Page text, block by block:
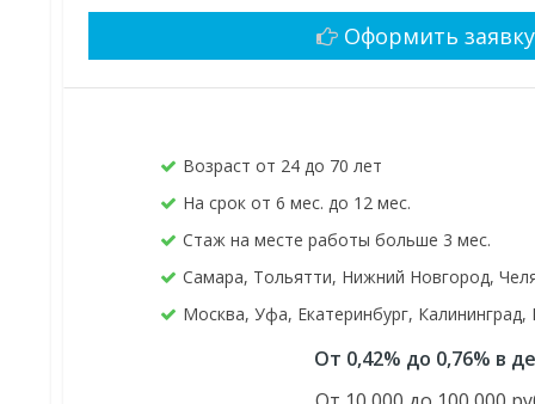
Оформить заявку
Возраст от 24 до 70 лет
На срок от 6 мес. до 12 мес.
Стаж на месте работы больше 3 мес.
Самара, Тольятти, Нижний Новгород,
Москва, Уфа, Екатеринбург, Калининград,
От 0,42% до 0,76% в